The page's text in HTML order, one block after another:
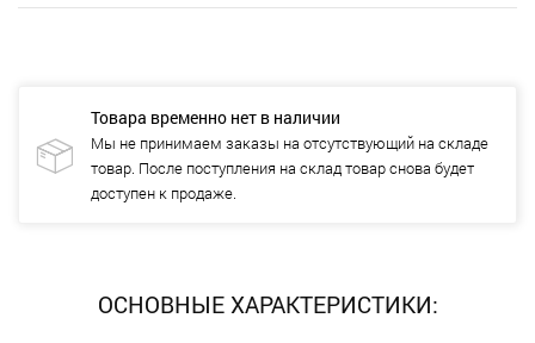
Товара временно нет в наличии
Мы не принимаем заказы на отсутствующий на складе
товар. После поступления на склад товар снова будет
доступен к продаже.
ОСНОВНЫЕ ХАРАКТЕРИСТИКИ: